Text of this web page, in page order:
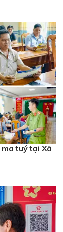
tuý tại Xã